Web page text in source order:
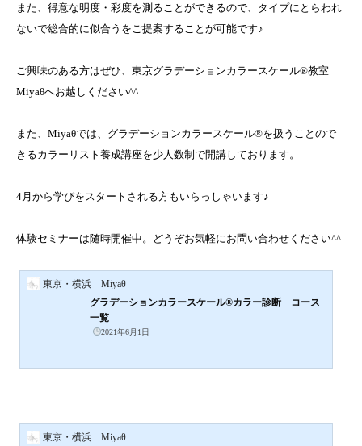
また、得意な明度・彩度を測ることができるので、タイプにとらわれ
ないで総合的に似合うをご提案することが可能です♪
ご興味のある方はぜひ、東京グラデーションカラースケール®教室
Miyaθへお越しください^^
また、Miyaθでは、グラデーションカラースケール®を扱うことので
きるカラーリスト養成講座を少人数制で開講しております。
4月から学びをスタートされる方もいらっしゃいます♪
体験セミナーは随時開催中。どうぞお気軽にお問い合わせください^^
東京・横浜 Miyaθ
グラデーションカラースケール®カラー診断 コース
一覧
2021年6月1日
東京・横浜 Miyaθ